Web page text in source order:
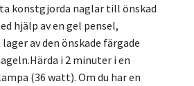
konstgjorda naglar till önskad
hjälp av en gel pensel,
av den önskade färgade
i 2 minuter i en
(36 watt). Om du har en